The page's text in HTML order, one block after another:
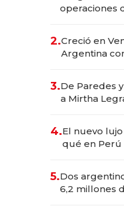
operaciones
2.Creció en
Argentina
las marcas
3.De Paredes
a Mirtha
4.El nuevo
qué en Perú
5.Dos
6,2 millones